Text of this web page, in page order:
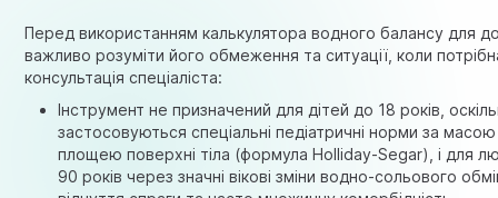
Перед використанням калькулятора водного балансу для
важливо розуміти його обмеження та ситуації, коли
консультація спеціаліста:
Інструмент не призначений для дітей до 18 років,
застосовуються спеціальні педіатричні норми за масою
площею поверхні тіла (формула Holliday-Segar), і для
90 років через значні вікові зміни водно-сольового